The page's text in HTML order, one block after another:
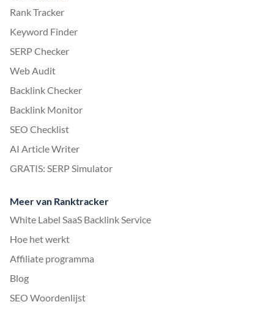
Rank Tracker
Keyword Finder
SERP Checker
Web Audit
Backlink Checker
Backlink Monitor
SEO Checklist
AI Article Writer
GRATIS: SERP Simulator
Meer van Ranktracker
White Label SaaS Backlink Service
Hoe het werkt
Affiliate programma
Blog
SEO Woordenlijst